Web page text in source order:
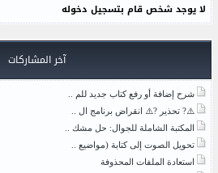
لا يوجد شخص قام بتسجيل دخوله
آخر المشاركات
شرح إضافة أو رفع كتاب جديد للم ..
⚠️? تحذير ?⚠️ انقراض برنامج ال ..
المكتبة الشاملة للجوال: حل مشك ..
تحويل الصوت إلى كتابة (مواضيع ..
استعادة الملفات المحذوفة